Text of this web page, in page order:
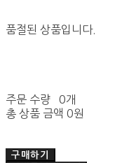
품절된 상품입니다.
주문 수량
0개
총 상품 금액 0원
구매하기